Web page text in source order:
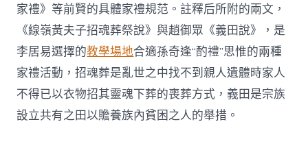
家禮》等前賢的具體家禮規范。註釋后所附的兩文，
《線嶺黃夫子招魂葬祭說》與趙御眾《義田說》，是
李居易選擇的教學場地合適孫奇逢“酌禮”思惟的兩種
家禮活動，招魂葬是亂世之中找不到親人遺體時家人
不得已以衣物招其靈魂下葬的喪葬方式，義田是宗族
設立共有之田以贍養族內貧困之人的舉措。